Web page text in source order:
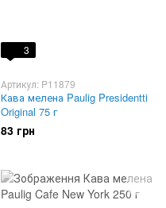
3
Артикул: P11879
Кава мелена Paulig Presidentti
Original 75 г
83 грн